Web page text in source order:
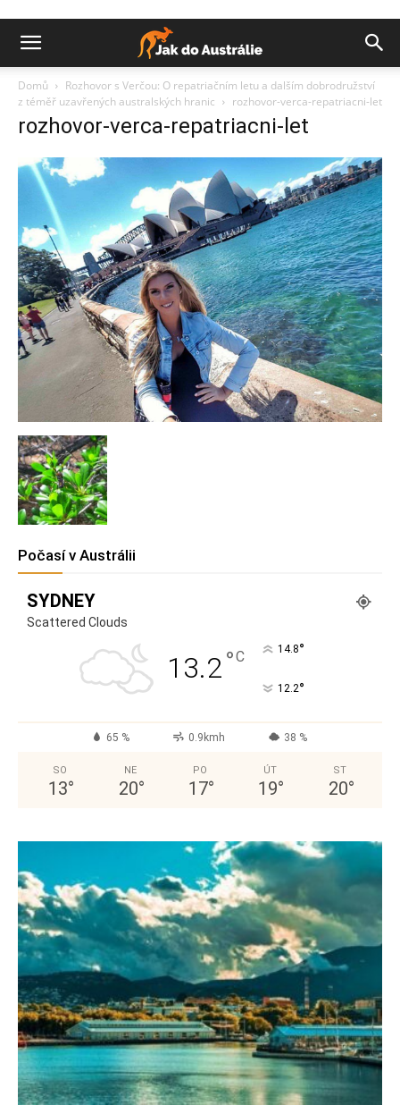
Domů
Rozhovor s Verčou: O repatriačním letu a dalším dobrodružství
z téměř uzavřených australských hranic
rozhovor-verca-repatriacni-let
rozhovor-verca-repatriacni-let
Počasí v Austrálii
SYDNEY
Scattered Clouds
13.2°C 14.8°
12.2°
65 % 0.9kmh 38 %
SO
13°
NE
20°
PO
17°
ÚT
19°
ST
20°